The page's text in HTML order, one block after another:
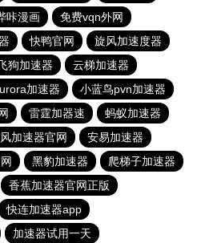
咔漫画
免费vqn外网
快鸭官网
旋风加速度器
狗加速器
云梯加速器
加速器
小蓝鸟pvn加速器
雷霆加器速
蚂蚁加速器
加速器官网
安易加速器
黑豹加速器
爬梯子加速器
香蕉加速器官网正版
快连加速器app
加速器试用一天